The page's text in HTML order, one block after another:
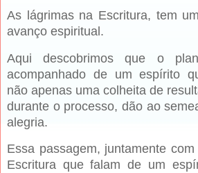
As lágrimas na Escritura, tem
avanço espiritual.
Aqui descobrimos que o
acompanhado de um espírito
não apenas uma colheita de
durante o processo, dão ao
alegria.
Essa passagem, juntamente
Escritura que falam de um